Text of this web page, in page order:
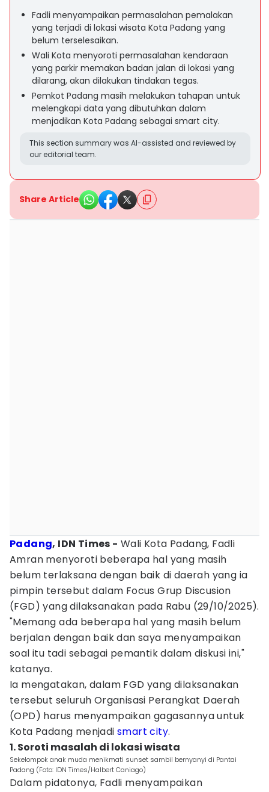
Fadli menyampaikan permasalahan pemalakan
yang terjadi di lokasi wisata Kota Padang yang
belum terselesaikan.
Wali Kota menyoroti permasalahan kendaraan
yang parkir memakan badan jalan di lokasi yang
dilarang, akan dilakukan tindakan tegas.
Pemkot Padang masih melakukan tahapan untuk
melengkapi data yang dibutuhkan dalam
menjadikan Kota Padang sebagai smart city.
This section summary was AI-assisted and reviewed by
our editorial team.
Share Article
Padang, IDN Times - Wali Kota Padang, Fadli
Amran menyoroti beberapa hal yang masih
belum terlaksana dengan baik di daerah yang ia
pimpin tersebut dalam Focus Grup Discusion
(FGD) yang dilaksanakan pada Rabu (29/10/2025).
"Memang ada beberapa hal yang masih belum
berjalan dengan baik dan saya menyampaikan
soal itu tadi sebagai pemantik dalam diskusi ini,"
katanya.
Ia mengatakan, dalam FGD yang dilaksanakan
tersebut seluruh Organisasi Perangkat Daerah
(OPD) harus menyampaikan gagasannya untuk
Kota Padang menjadi smart city.
1. Soroti masalah di lokasi wisata
Sekelompok anak muda menikmati sunset sambil bernyanyi di Pantai
Padang (Foto: IDN Times/Halbert Caniago)
Dalam pidatonya, Fadli menyampaikan